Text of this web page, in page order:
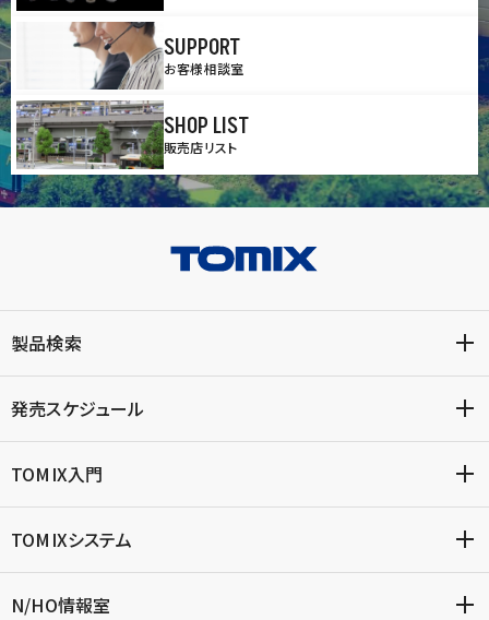
SUPPORT
お客様相談室
SHOP LIST
販売店リスト
製品検索
発売スケジュール
TOMIX入門
TOMIXシステム
N/HO情報室